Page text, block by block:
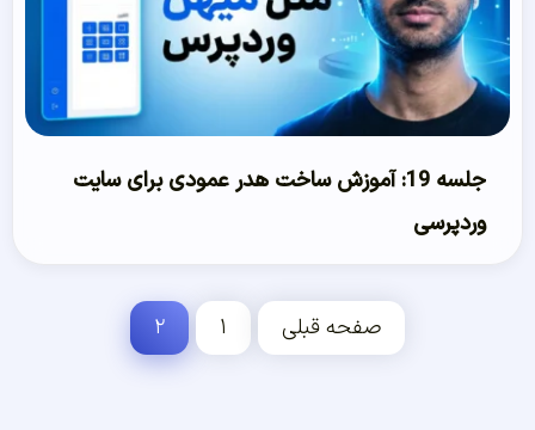
جلسه 19: آموزش ساخت هدر عمودی برای سایت
وردپرسی
صفحه قبلی ۱ ۲